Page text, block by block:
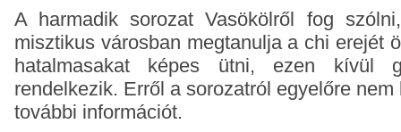
A harmadik sorozat Vasökölről fog
misztikus városban megtanulja a chi erejét
hatalmasakat képes ütni, ezen kívül
rendelkezik. Erről a sorozatról egyelőre
további információt.